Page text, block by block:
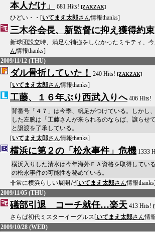
本人だけ」
681 Hits! [ZAKZAK]
ひどい・・[いてまえ太郎さん情報thanks]
三木谷会長、新監督に抑え獲得約束
新球団設立時、満足な補強をしなかったミキティ、
ん情報thanks]
2009/11/12 (THU)
ダル骨折していた！ 240 Hits! [ZAKZAK]
[いてまえ太郎さん情報thanks]
工藤、１６年ぶり西武入りへ406 Hits!
背番号「４７」は今季、帆足がつけている。しかし
した左腕は「工藤さんが来られるのならば、譲らせ
と譲渡を了承している。
[いてまえ太郎さん情報thanks]
横浜に第２の「松永事件」危機 1333
横浜入りした清水は今年海外ＦＡ資格を取得してい
の松永事件の可能性を秘めている。
非常に横浜らしい展開だ[いてまえ太郎さん情報
2009/11/05 (THU)
礒部引退 コーチ就任…楽天 413 Hits!
さらば初代ミスターイーグルス[いてまえ太郎さん情
2009/10/28 (WED)